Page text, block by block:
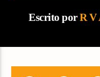
Escrito porR V